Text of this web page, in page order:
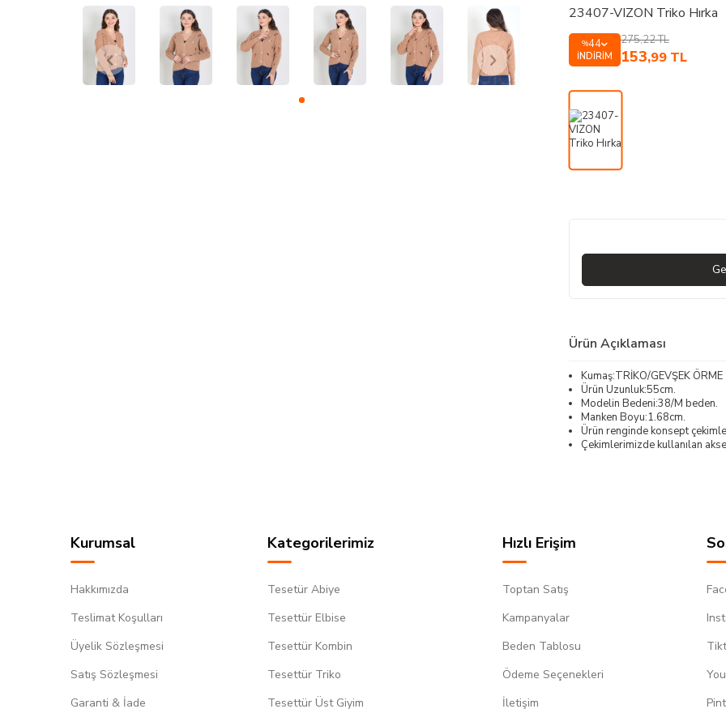
23407-VIZON Triko Hırka
%44
İNDIRIM
275,22TL
153,99 TL
Ürün Açıklaması
Kumaş:TRİKO/GEVŞEK ÖRME
Ürün Uzunluk:55cm.
Modelin Bedeni:38/M beden.
Manken Boyu:1.68cm.
Ürün renginde konsept
Çekimlerimizde kullanılan
Kurumsal
Hakkımızda
Teslimat Koşulları
Üyelik Sözleşmesi
Satış Sözleşmesi
Garanti & İade
Kategorilerimiz
Tesetür Abiye
Tesettür Elbise
Tesettür Kombin
Tesettür Triko
Tesettür Üst Giyim
Hızlı Erişim
Toptan Satış
Kampanyalar
Beden Tablosu
Ödeme Seçenekleri
İletişim